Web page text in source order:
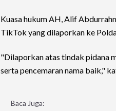
Kuasa hukum AH, Alif
TikTok yang dilaporkan ke
"Dilaporkan atas tindak pidana
serta pencemaran nama baik,"
Baca Juga: